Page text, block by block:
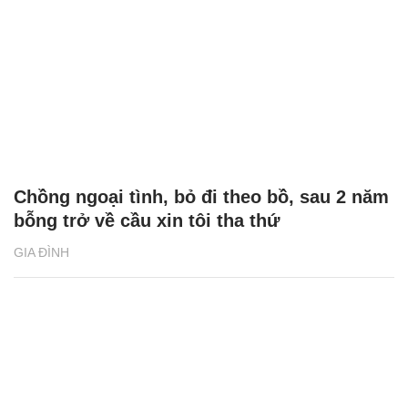
GIA ĐÌNH
Chồng ngoại tình, bỏ đi theo bồ, sau 2 năm
bỗng trở về cầu xin tôi tha thứ